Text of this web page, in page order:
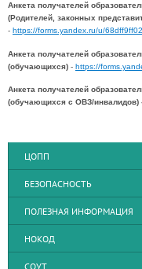
Анкета получателей
(Родителей, законных
- https://forms.yandex.ru/u/
Анкета получателей
(обучающихся) - https://
Анкета получателей
(обучающихся с ОВЗ/инвалидов)
ЦОПП
БЕЗОПАСНОСТЬ
ПОЛЕЗНАЯ ИНФОРМАЦИЯ
НОКОД
СОУТ